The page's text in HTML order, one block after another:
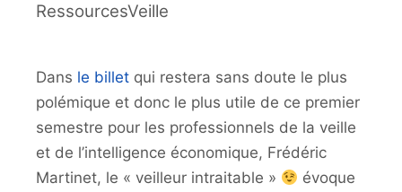
RessourcesVeille
Dans le billet qui restera sans doute le plus
polémique et donc le plus utile de ce premier
semestre pour les professionnels de la veille
et de l’intelligence économique, Frédéric
Martinet, le « veilleur intraitable »
évoque